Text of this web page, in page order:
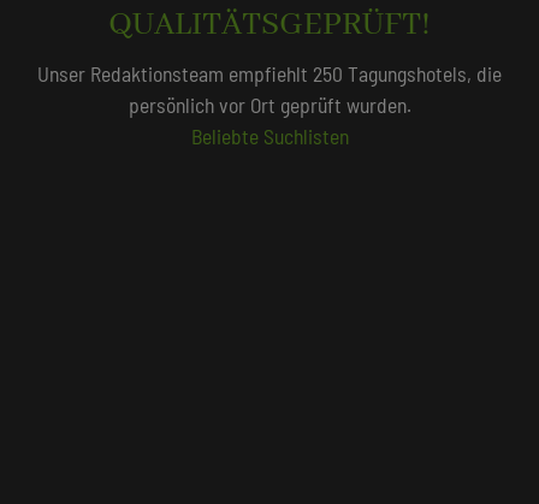
QUALITÄTSGEPRÜFT!
Unser Redaktionsteam empfiehlt 250 Tagungshotels, die
persönlich vor Ort geprüft wurden.
Beliebte Suchlisten